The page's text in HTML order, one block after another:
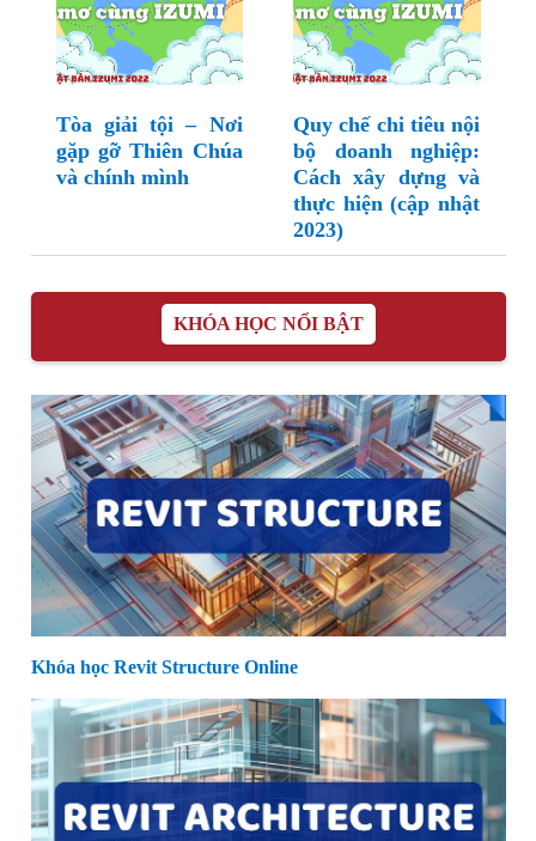
Tòa giải tội – Nơi
gặp gỡ Thiên Chúa
và chính mình
Quy chế chi tiêu nội
bộ doanh nghiệp:
Cách xây dựng và
thực hiện (cập nhật
2023)
KHÓA HỌC NỔI BẬT
Khóa học Revit Structure Online